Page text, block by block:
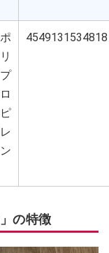
ポ
リ
プ
ロ
ピ
レ
ン
4549131534818
の特徴